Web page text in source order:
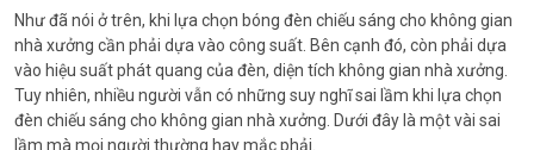
Như đã nói ở trên, khi lựa chọn bóng đèn chiếu sáng cho không gian
nhà xưởng cần phải dựa vào công suất. Bên cạnh đó, còn phải dựa
vào hiệu suất phát quang của đèn, diện tích không gian nhà xưởng.
Tuy nhiên, nhiều người vẫn có những suy nghĩ sai lầm khi lựa chọn
đèn chiếu sáng cho không gian nhà xưởng. Dưới đây là một vài sai
lầm mà mọi người thường hay mắc phải.